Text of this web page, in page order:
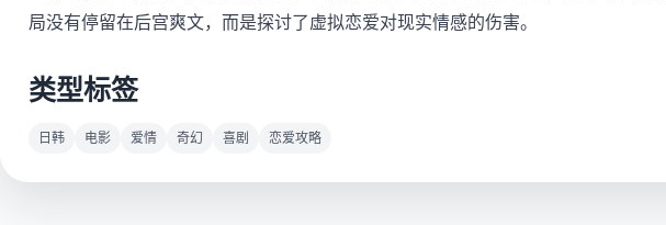
局没有停留在后宫爽文，而是探讨了虚拟恋爱对现实情感的伤害。
类型标签
日韩 电影 爱情 奇幻 喜剧 恋爱攻略